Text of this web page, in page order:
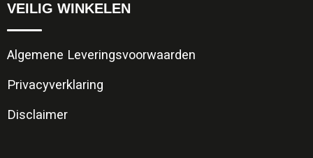
VEILIG WINKELEN
Algemene Leveringsvoorwaarden
Privacyverklaring
Disclaimer